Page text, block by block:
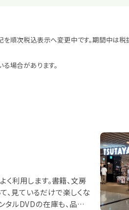
順次税込表示へ変更中です。期間中は税
場合があります。
く利用します。書籍、文房
、見ているだけで楽しくな
タルDVDの在庫も、品揃